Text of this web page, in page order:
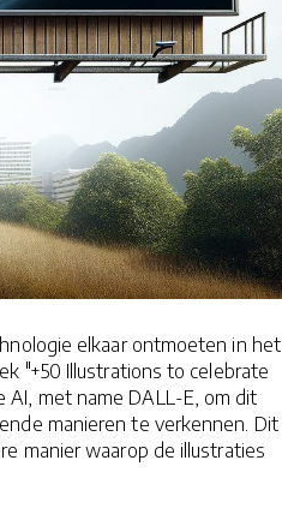
elkaar ontmoeten in het
"+50 Illustrations to celebrate
AI, met name DALL-E, om dit
manieren te verkennen. Dit
manier waarop de illustraties